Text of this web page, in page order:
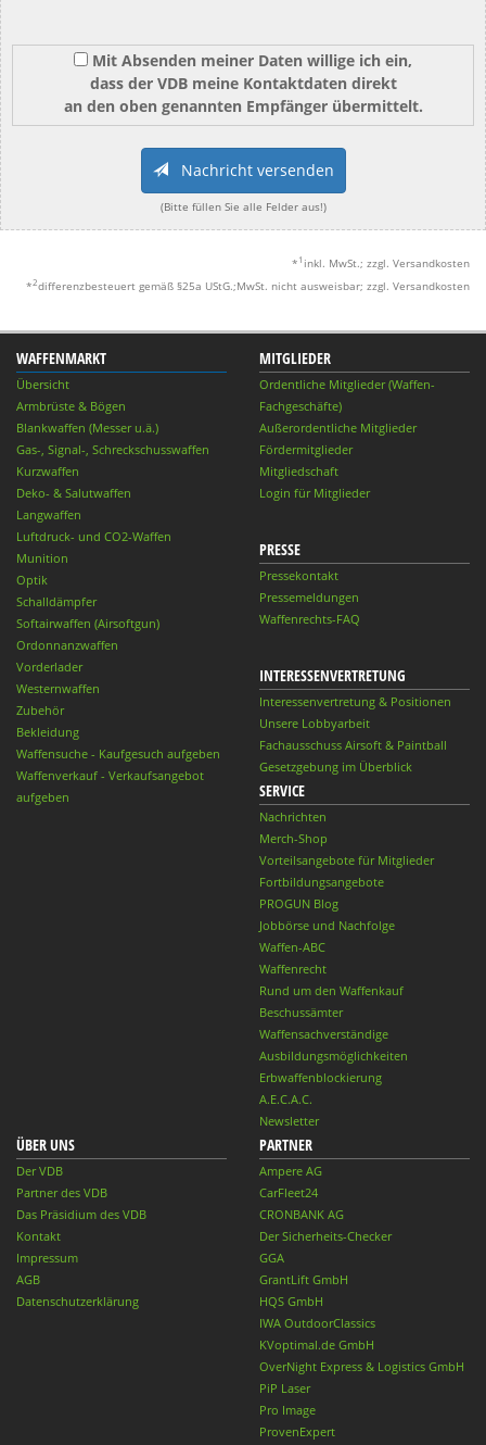
Mit Absenden meiner Daten willige ich ein,
dass der VDB meine Kontaktdaten direkt
an den oben genannten Empfänger übermittelt.
Nachricht versenden
(Bitte füllen Sie alle Felder aus!)
* 1 inkl. MwSt.; zzgl. Versandkosten
*2differenzbesteuert gemäß §25a UStG.;MwSt. nicht ausweisbar; zzgl. Versandkosten
WAFFENMARKT
Übersicht
Armbrüste & Bögen
Blankwaffen (Messer u.ä.)
Gas-, Signal-, Schreckschusswaffen
Kurzwaffen
Deko- & Salutwaffen
Langwaffen
Luftdruck- und CO2-Waffen
Munition
Optik
Schalldämpfer
Softairwaffen (Airsoftgun)
Ordonnanzwaffen
Vorderlader
Westernwaffen
Zubehör
Bekleidung
Waffensuche - Kaufgesuch aufgeben
Waffenverkauf - Verkaufsangebot
aufgeben
MITGLIEDER
Ordentliche Mitglieder (Waffen-
Fachgeschäfte)
Außerordentliche Mitglieder
Fördermitglieder
Mitgliedschaft
Login für Mitglieder
PRESSE
Pressekontakt
Pressemeldungen
Waffenrechts-FAQ
INTERESSENVERTRETUNG
Interessenvertretung & Positionen
Unsere Lobbyarbeit
Fachausschuss Airsoft & Paintball
Gesetzgebung im Überblick
SERVICE
Nachrichten
Merch-Shop
Vorteilsangebote für Mitglieder
Fortbildungsangebote
PROGUN Blog
Jobbörse und Nachfolge
Waffen-ABC
Waffenrecht
Rund um den Waffenkauf
Beschussämter
Waffensachverständige
Ausbildungsmöglichkeiten
Erbwaffenblockierung
A.E.C.A.C.
Newsletter
ÜBER UNS
Der VDB
Partner des VDB
Das Präsidium des VDB
Kontakt
Impressum
AGB
Datenschutzerklärung
PARTNER
Ampere AG
CarFleet24
CRONBANK AG
Der Sicherheits-Checker
GGA
GrantLift GmbH
HQS GmbH
IWA OutdoorClassics
KVoptimal.de GmbH
OverNight Express & Logistics GmbH
PiP Laser
Pro Image
ProvenExpert